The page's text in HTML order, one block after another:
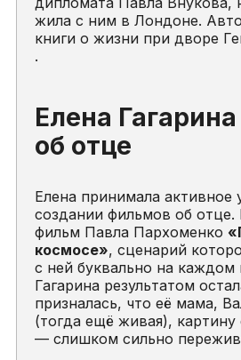
жила с ним в Лондоне.
книги о жизни при дворе
.
Елена
об отце
Елена принимала активное
создании фильмов об
фильм Павла Пархоменко
космосе», сценарий
с ней буквально на каждом
Гагарина результатом
призналась, что её мама,
(тогда ещё живая), картину
— слишком сильно